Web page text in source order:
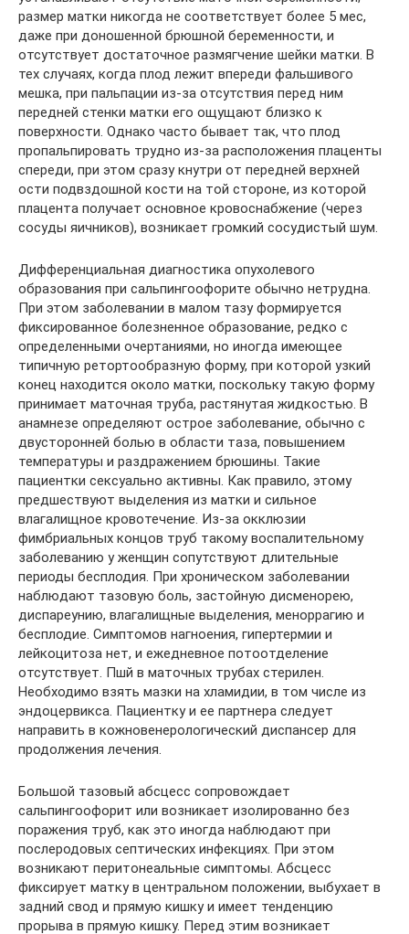
размер матки никогда не соответствует более 5 мес,
даже при доношенной брюшной беременности, и
отсутствует достаточное размягчение шейки матки. В
тех случаях, когда плод лежит впереди фальшивого
мешка, при пальпации из-за отсутствия перед ним
передней стенки матки его ощущают близко к
поверхности. Однако часто бывает так, что плод
пропальпировать трудно из-за расположения плаценты
спереди, при этом сразу кнутри от передней верхней
ости подвздошной кости на той стороне, из которой
плацента получает основное кровоснабжение (через
сосуды яичников), возникает громкий сосудистый шум.
Дифференциальная диагностика опухолевого
образования при сальпингоофорите обычно нетрудна.
При этом заболевании в малом тазу формируется
фиксированное болезненное образование, редко с
определенными очертаниями, но иногда имеющее
типичную ретортообразную форму, при которой узкий
конец находится около матки, поскольку такую форму
принимает маточная труба, растянутая жидкостью. В
анамнезе определяют острое заболевание, обычно с
двусторонней болью в области таза, повышением
температуры и раздражением брюшины. Такие
пациентки сексуально активны. Как правило, этому
предшествуют выделения из матки и сильное
влагалищное кровотечение. Из-за окклюзии
фимбриальных концов труб такому воспалительному
заболеванию у женщин сопутствуют длительные
периоды бесплодия. При хроническом заболевании
наблюдают тазовую боль, застойную дисменорею,
диспареунию, влагалищные выделения, меноррагию и
бесплодие. Симптомов нагноения, гипертермии и
лейкоцитоза нет, и ежедневное потоотделение
отсутствует. Пшй в маточных трубах стерилен.
Необходимо взять мазки на хламидии, в том числе из
эндоцервикса. Пациентку и ее партнера следует
направить в кожновенерологический диспансер для
продолжения лечения.
Большой тазовый абсцесс сопровождает
сальпингоофорит или возникает изолированно без
поражения труб, как это иногда наблюдают при
послеродовых септических инфекциях. При этом
возникают перитонеальные симптомы. Абсцесс
фиксирует матку в центральном положении, выбухает в
задний свод и прямую кишку и имеет тенденцию
прорыва в прямую кишку. Перед этим возникает